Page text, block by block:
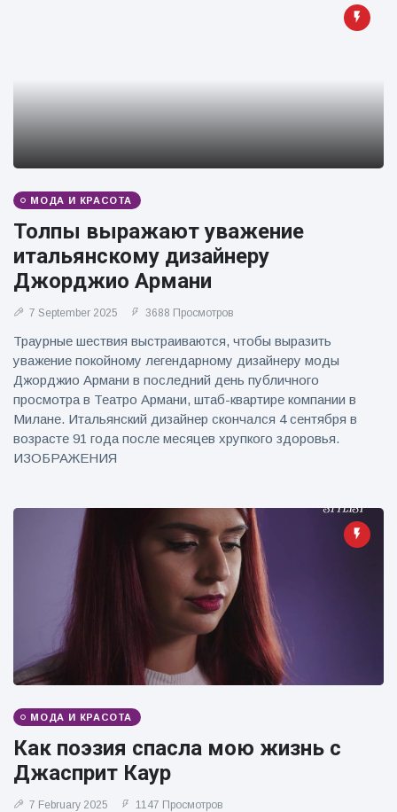
Последние новости
'Побег'
вызвал смех у
аудитории
Просмотров
Консерваторы
отмечают
рождение
первого
низкогорного
зоопарке
Великобритании
за 14 лет
16 July
195
Просмотров
Мужчина из
Флориды
арестован
после запуска
фейерверков из
движущейся
машины
16 July
173
Просмотров
МОДА И КРАСОТА
Толпы выражают уважение
итальянскому дизайнеру
Джорджио Армани
7 September 2025 3688 Просмотров
Траурные шествия выстраиваются, чтобы выразить
уважение покойному легендарному дизайнеру моды
Джорджио Армани в последний день публичного
просмотра в Театро Армани, штаб-квартире компании в
Милане. Итальянский дизайнер скончался 4 сентября в
возрасте 91 года после месяцев хрупкого здоровья.
ИЗОБРАЖЕНИЯ
МОДА И КРАСОТА
Как поэзия спасла мою жизнь с
Джасприт Каур
7 February 2025 1147 Просмотров